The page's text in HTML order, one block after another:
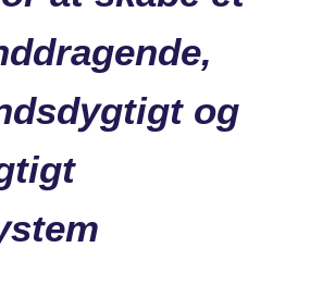
og